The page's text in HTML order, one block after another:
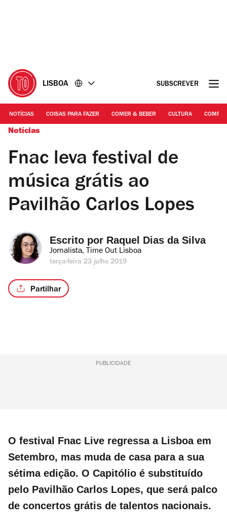
LISBOA SUBSCREVER
NOTÍCIAS COISAS PARA FAZER COMER & BEBER CULTURA
Notícias
Fnac leva festival de
música grátis ao
Pavilhão Carlos Lopes
Escrito por Raquel Dias da Silva
Jornalista, Time Out Lisboa
terça-feira 23 julho 2019
Partilhar
PUBLICIDADE
O festival Fnac Live regressa a Lisboa em
Setembro, mas muda de casa para a sua
sétima edição. O Capitólio é substituído
pelo Pavilhão Carlos Lopes, que será palco
de concertos grátis de talentos nacionais.